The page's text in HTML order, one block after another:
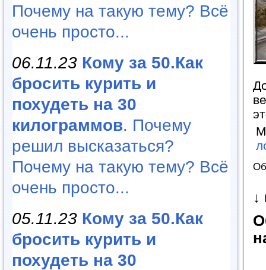
Почему на такую тему? Всё
очень просто...
06.11.23 Кому за 50.Как
бросить курить и
похудеть на 30
килограммов. Почему
решил высказаться?
Почему на такую тему? Всё
очень просто...
05.11.23 Кому за 50.Как
бросить курить и
похудеть на 30